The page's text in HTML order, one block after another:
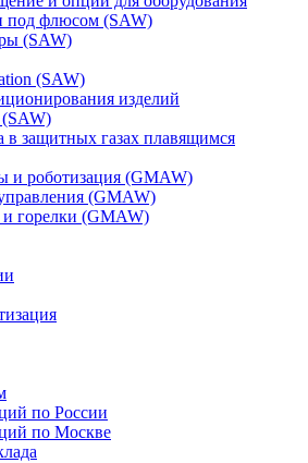
под флюсом (SAW)
(SAW)
(SAW)
изделий
в защитных газах плавящимся
и роботизация (GMAW)
(GMAW)
горелки (GMAW)
по России
по Москве